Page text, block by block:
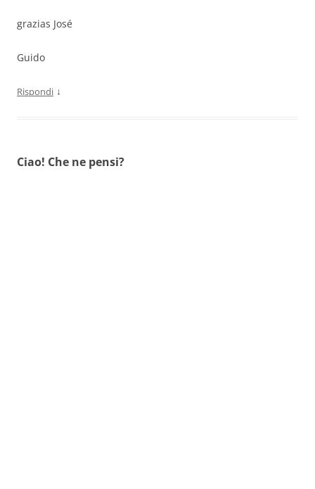
grazias José
Guido
Rispondi ↓
Ciao! Che ne pensi?